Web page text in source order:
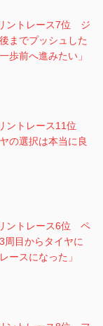
ントレース7位 ジ
までプッシュした
歩前へ進みたい」
ントレース11位
の選択は本当に良
ントレース6位 ペ
周目からタイヤに
ースになった」